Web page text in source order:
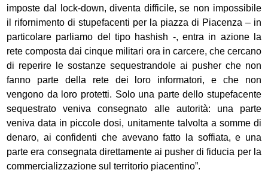
imposte dal lock-down, diventa difficile, se non impossibile
il rifornimento di stupefacenti per la piazza di Piacenza – in
particolare parliamo del tipo hashish -, entra in azione la
rete composta dai cinque militari ora in carcere, che cercano
di reperire le sostanze sequestrandole ai pusher che non
fanno parte della rete dei loro informatori, e che non
vengono da loro protetti. Solo una parte dello stupefacente
sequestrato veniva consegnato alle autorità: una parte
veniva data in piccole dosi, unitamente talvolta a somme di
denaro, ai confidenti che avevano fatto la soffiata, e una
parte era consegnata direttamente ai pusher di fiducia per la
commercializzazione sul territorio piacentino”.